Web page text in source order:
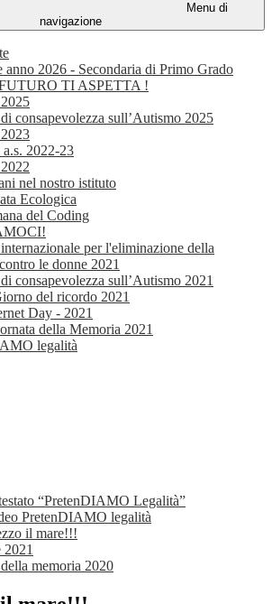
Menu di
navigazione
anno 2026 - Secondaria di Primo Grado
TI ASPETTA !
consapevolezza sull’Autismo 2025
2022-23
nel nostro istituto
Ecologica
del Coding
per l'eliminazione della
le donne 2021
consapevolezza sull’Autismo 2021
del ricordo 2021
Day - 2021
della Memoria 2021
legalità
“PretenDIAMO Legalità”
PretenDIAMO legalità
il mare!!!
memoria 2020